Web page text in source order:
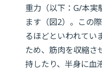
重力（以下：G/本実
ます（図2）。この
るほどといわれてい
ため、筋肉を収縮さ
持したり、半身に血